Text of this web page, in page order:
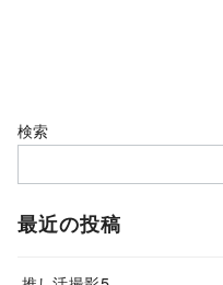
検索
最近の投稿